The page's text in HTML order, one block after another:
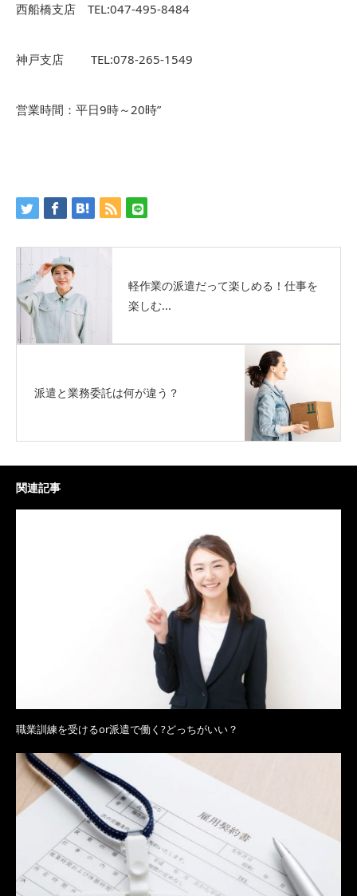
西船橋支店 TEL:047-495-8484
神戸支店 TEL:078-265-1549
営業時間：平日9時～20時”
軽作業の派遣だって楽しめる！仕事を
楽しむ...
派遣と業務委託は何が違う？
関連記事
職業訓練を受けるor派遣で働く?どっちがいい？